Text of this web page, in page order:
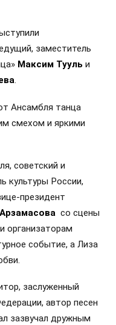
заместитель
Максим Тууль и
.
Ансамбля танца
смехом и яркими
советский и
культуры России,
президент
со сцены
организаторам
событие, а Лиза
заслуженный
автор песен
зазвучал дружным